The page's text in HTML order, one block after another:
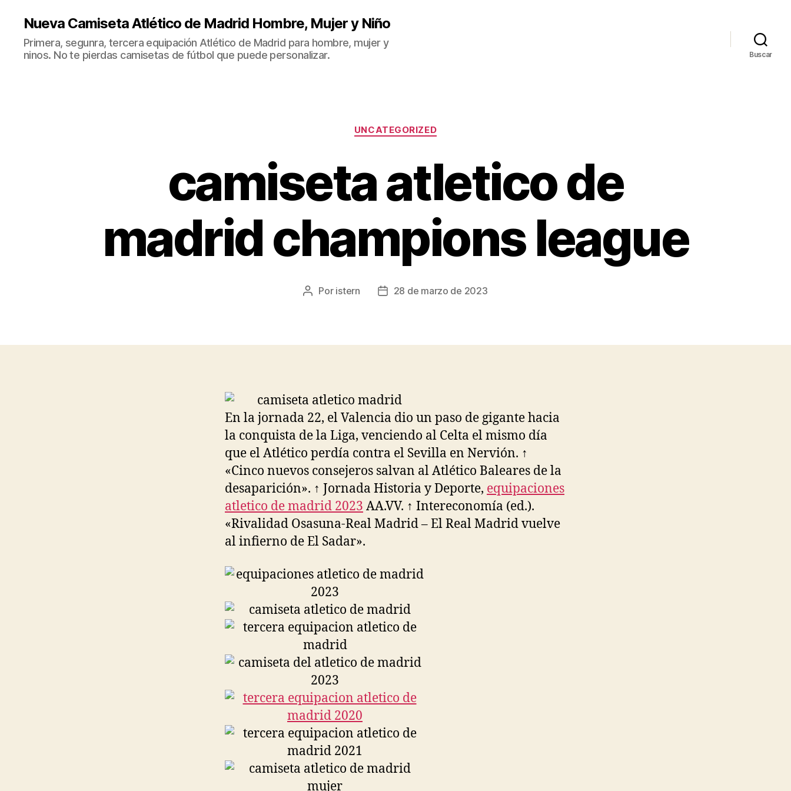
Nueva Camiseta Atlético de Madrid Hombre, Mujer y Niño
Primera, segunra, tercera equipación Atlético de Madrid para hombre, mujer y
ninos. No te pierdas camisetas de fútbol que puede personalizar.
Buscar
Categorías
UNCATEGORIZED
camiseta atletico de
madrid champions league
Autor
Por istern
Fecha28 de marzo de 2023
En la jornada 22, el Valencia dio un paso de gigante hacia
la conquista de la Liga, venciendo al Celta el mismo día
que el Atlético perdía contra el Sevilla en Nervión. ↑
«Cinco nuevos consejeros salvan al Atlético Baleares de la
desaparición». ↑ Jornada Historia y Deporte, equipaciones
atletico de madrid 2023 AA.VV. ↑ Intereconomía (ed.).
«Rivalidad Osasuna-Real Madrid – El Real Madrid vuelve
al infierno de El Sadar».